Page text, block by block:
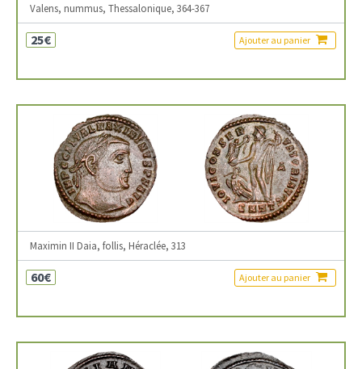
Valens, nummus, Thessalonique, 364-367
25€ Ajouter au panier
Maximin II Daia, follis, Héraclée, 313
60€ Ajouter au panier